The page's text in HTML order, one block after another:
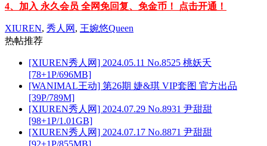
4、加入 永久会员 全网免回复、免金币！ 点击开通！
XIUREN, 秀人网 , 王婉悠Queen
热帖推荐
[XIUREN秀人网] 2024.05.11 No.8525 桃妖夭
[78+1P/696MB]
[WANIMAL王动] 第26期 婕&琪 VIP套图 官方出品
[39P/789M]
[XIUREN秀人网] 2024.07.29 No.8931 尹甜甜
[98+1P/1.01GB]
[XIUREN秀人网] 2024.07.17 No.8871 尹甜甜
[92+1P/855MB]